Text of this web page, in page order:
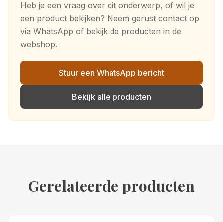
Heb je een vraag over dit onderwerp, of wil je
een product bekijken? Neem gerust contact op
via WhatsApp of bekijk de producten in de
webshop.
Stuur een WhatsApp bericht
Bekijk alle producten
Gerelateerde producten